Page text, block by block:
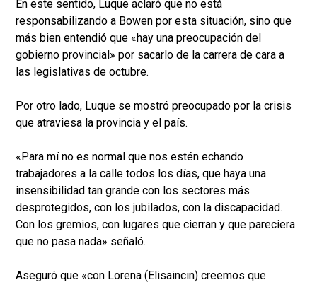
En este sentido, Luque aclaró que no está
responsabilizando a Bowen por esta situación, sino que
más bien entendió que «hay una preocupación del
gobierno provincial» por sacarlo de la carrera de cara a
las legislativas de octubre.
Por otro lado, Luque se mostró preocupado por la crisis
que atraviesa la provincia y el país.
«Para mí no es normal que nos estén echando
trabajadores a la calle todos los días, que haya una
insensibilidad tan grande con los sectores más
desprotegidos, con los jubilados, con la discapacidad.
Con los gremios, con lugares que cierran y que pareciera
que no pasa nada» señaló.
Aseguró que «con Lorena (Elisaincin) creemos que